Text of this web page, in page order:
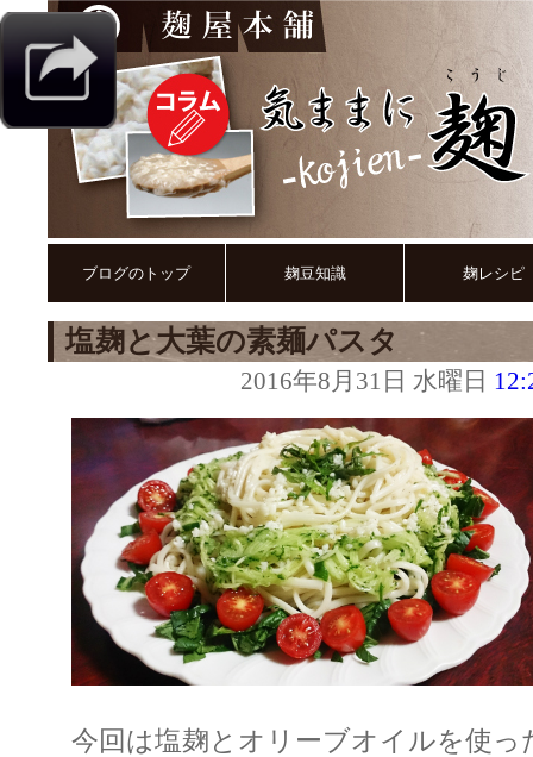
ブログのトップ 麹豆知識 麹レシピ
塩麹と大葉の素麺パスタ
2016年8月31日 水曜日
今回は塩麹とオリーブオイルを使っ